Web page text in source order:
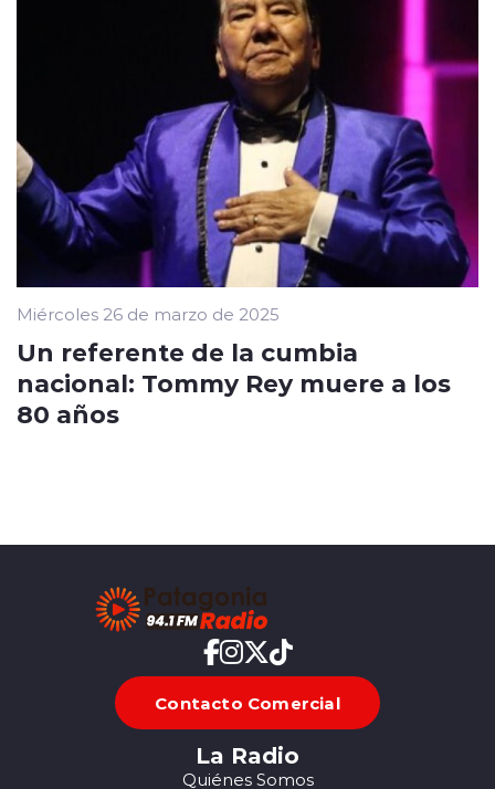
Miércoles 26 de marzo de 2025
Un referente de la cumbia
nacional: Tommy Rey muere a los
80 años
Contacto Comercial
La Radio
Quiénes Somos